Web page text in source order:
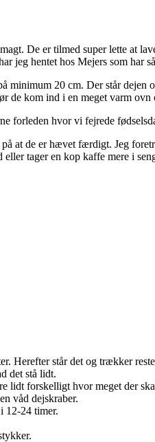
De er tilmed super lette at
jeg hentet hos Mejers som har
20 cm. Der står
kom ind i en meget varm ovn
forleden hvor vi fejrede
at de er hævet færdigt. Jeg
tager en kop kaffe mere i
Herefter står det og trækker
det stå lidt.
forskelligt hvor meget der
våd dejskraber.
12-24 timer.